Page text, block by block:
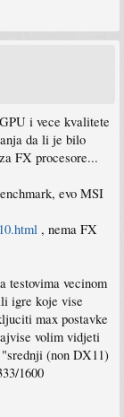
i vece kvalitete
da li je bilo
FX procesore...
evo MSI
, nema FX
testovima vecinom
igre koje vise
max postavke
volim vidjeti
(non DX11)
1600